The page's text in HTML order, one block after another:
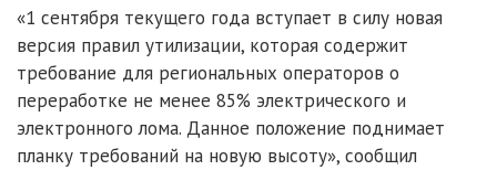
«1 сентября текущего года вступает в силу новая
версия правил утилизации, которая содержит
требование для региональных операторов о
переработке не менее 85% электрического и
электронного лома. Данное положение поднимает
планку требований на новую высоту», сообщил